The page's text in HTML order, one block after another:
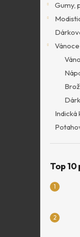
Gumy,
Vánoce
Indická
Top